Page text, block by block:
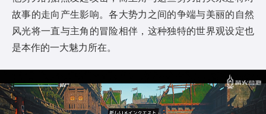
故事的走向产生影响。各大势力之间的争端与美丽的自然
风光将一直与主角的冒险相伴，这种独特的世界观设定也
是本作的一大魅力所在。